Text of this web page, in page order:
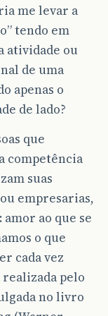
me levar a
tendo em
atividade ou
de uma
apenas o
de lado?
que
competência
suas
empresarias,
ao que se
o que
cada vez
pelo
no livro